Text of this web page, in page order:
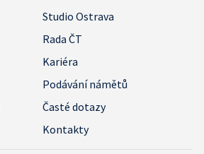
Studio Ostrava
Rada ČT
Kariéra
Podávání námětů
Časté dotazy
Kontakty